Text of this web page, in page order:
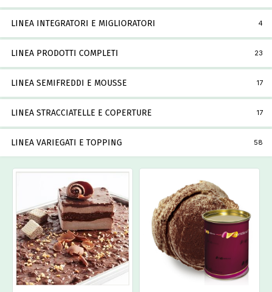
LINEA INTEGRATORI E MIGLIORATORI 4
LINEA PRODOTTI COMPLETI 23
LINEA SEMIFREDDI E MOUSSE 17
LINEA STRACCIATELLE E COPERTURE 17
LINEA VARIEGATI E TOPPING 58